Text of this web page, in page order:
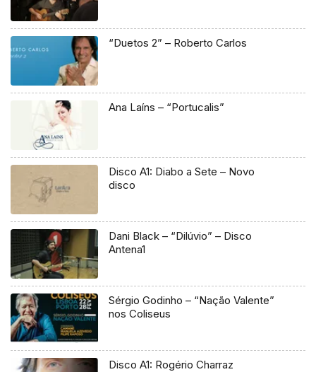
“Duetos 2” – Roberto Carlos
Ana Laíns – “Portucalis”
Disco A1: Diabo a Sete – Novo
disco
Dani Black – “Dilúvio” – Disco
Antena1
Sérgio Godinho – “Nação Valente”
nos Coliseus
Disco A1: Rogério Charraz